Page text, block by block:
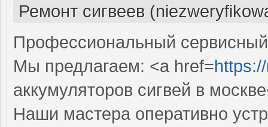
Ремонт сигвеев
Профессиональный
Мы предлагаем: <a href=
аккумуляторов сигвей в
Наши мастера оперативно